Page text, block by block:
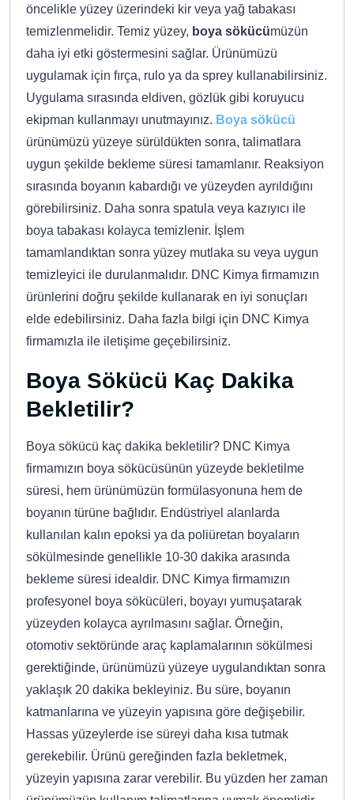
öncelikle yüzey üzerindeki kir veya yağ tabakası
temizlenmelidir. Temiz yüzey, boya sökücümüzün
daha iyi etki göstermesini sağlar. Ürünümüzü
uygulamak için fırça, rulo ya da sprey kullanabilirsiniz.
Uygulama sırasında eldiven, gözlük gibi koruyucu
ekipman kullanmayı unutmayınız. Boya sökücü
ürünümüzü yüzeye sürüldükten sonra, talimatlara
uygun şekilde bekleme süresi tamamlanır. Reaksiyon
sırasında boyanın kabardığı ve yüzeyden ayrıldığını
görebilirsiniz. Daha sonra spatula veya kazıyıcı ile
boya tabakası kolayca temizlenir. İşlem
tamamlandıktan sonra yüzey mutlaka su veya uygun
temizleyici ile durulanmalıdır. DNC Kimya firmamızın
ürünlerini doğru şekilde kullanarak en iyi sonuçları
elde edebilirsiniz. Daha fazla bilgi için DNC Kimya
firmamızla ile iletişime geçebilirsiniz.
Boya Sökücü Kaç Dakika
Bekletilir?
Boya sökücü kaç dakika bekletilir? DNC Kimya
firmamızın boya sökücüsünün yüzeyde bekletilme
süresi, hem ürünümüzün formülasyonuna hem de
boyanın türüne bağlıdır. Endüstriyel alanlarda
kullanılan kalın epoksi ya da poliüretan boyaların
sökülmesinde genellikle 10-30 dakika arasında
bekleme süresi idealdir. DNC Kimya firmamızın
profesyonel boya sökücüleri, boyayı yumuşatarak
yüzeyden kolayca ayrılmasını sağlar. Örneğin,
otomotiv sektöründe araç kaplamalarının sökülmesi
gerektiğinde, ürünümüzü yüzeye uygulandıktan sonra
yaklaşık 20 dakika bekleyiniz. Bu süre, boyanın
katmanlarına ve yüzeyin yapısına göre değişebilir.
Hassas yüzeylerde ise süreyi daha kısa tutmak
gerekebilir. Ürünü gereğinden fazla bekletmek,
yüzeyin yapısına zarar verebilir. Bu yüzden her zaman